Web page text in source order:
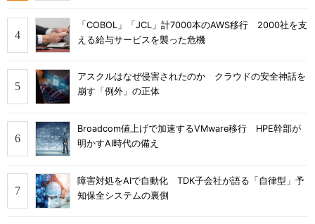
「COBOL」「JCL」計7000本のAWS移行 2000社を支
える給与サービスを襲った危機
アスクルはなぜ侵害されたのか クラウドの安全神話を
崩す「例外」の正体
Broadcom値上げで加速するVMware移行 HPE幹部が
明かすAI時代の備え
障害対処をAIで自動化 TDK子会社が語る「自律型」予
知保全システムの裏側